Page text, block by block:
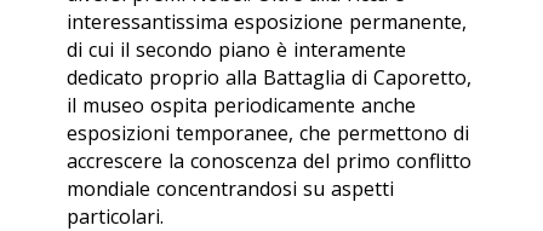
interessantissima esposizione permanente,
di cui il secondo piano è interamente
dedicato proprio alla Battaglia di Caporetto,
il museo ospita periodicamente anche
esposizioni temporanee, che permettono di
accrescere la conoscenza del primo conflitto
mondiale concentrandosi su aspetti
particolari.